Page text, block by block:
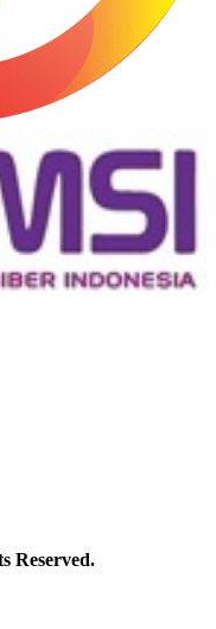
Reserved.